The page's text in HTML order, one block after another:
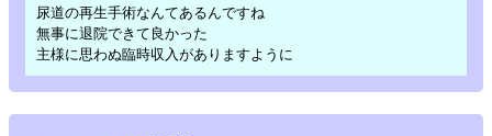
尿道の再生手術なんてあるんですね
無事に退院できて良かった
主様に思わぬ臨時収入がありますように